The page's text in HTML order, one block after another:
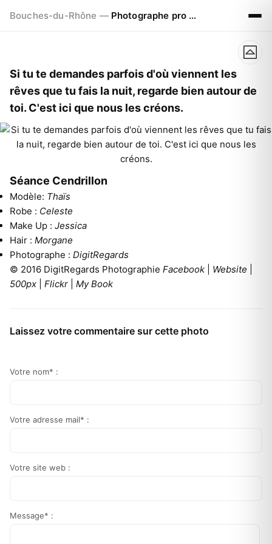
Bouches-du-Rhône — Photographe pro à Marseille - Aix - Avignon
Si tu te demandes parfois d'où viennent les
rêves que tu fais la nuit, regarde bien autour de
toi. C'est ici que nous les créons.
Séance Cendrillon
Modèle: Thaïs
Robe : Celeste
Make Up : Jessica
Hair : Morgane
Photographe : DigitRegards
© 2016 DigitRegards Photographie Facebook Website
500px
Flickr My Book
Laissez votre commentaire sur cette photo
Votre nom* :
Votre adresse mail* :
Votre site web :
Message* :